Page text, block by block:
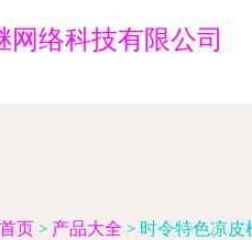
网络科技有限公司
首页 > 产品大全 > 时令特色凉皮